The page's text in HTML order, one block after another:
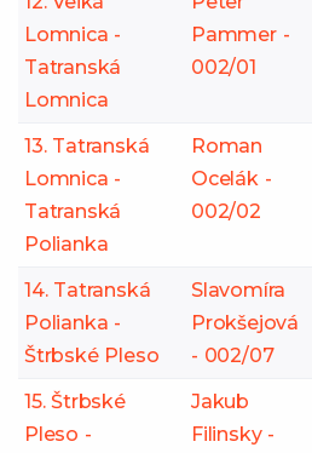
Lomnica -
Tatranská
Lomnica
Pammer -
002/01
13. Tatranská
Lomnica -
Tatranská
Polianka
Roman
Ocelák -
002/02
14. Tatranská
Polianka -
Štrbské Pleso
Slavomíra
Prokšejová
- 002/07
15. Štrbské
Pleso -
Jakub
Filinsky -